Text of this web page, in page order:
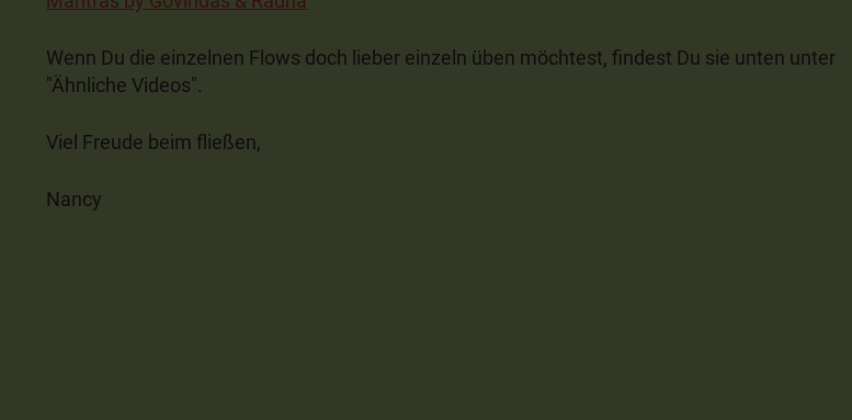
Wenn Du die einzelnen Flows doch lieber einzeln üben möchtest, findest Du sie unten unter
"Ähnliche Videos".
Viel Freude beim fließen,
Nancy